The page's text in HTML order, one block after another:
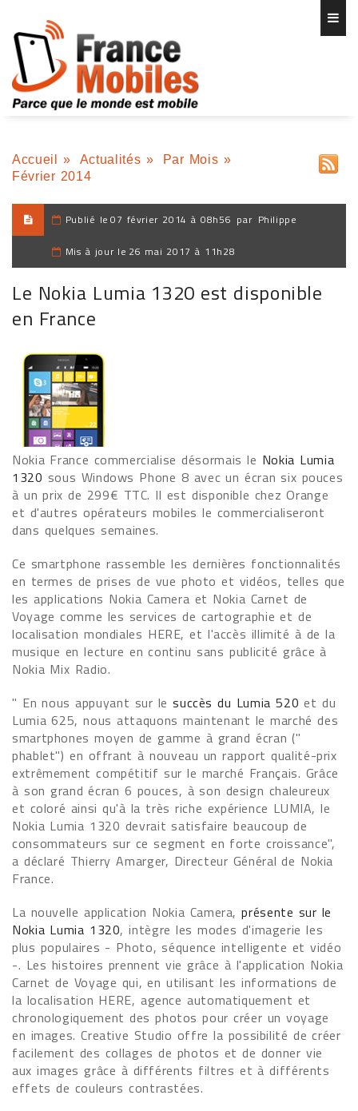
Accueil » Actualités » Par Mois »
Février 2014
Publié le 07 février 2014 à 08h56 par Philippe
Mis à jour le 26 mai 2017 à 11h28
Le Nokia Lumia 1320 est disponible
en France
Nokia France commercialise désormais le Nokia Lumia
1320 sous Windows Phone 8 avec un écran six pouces
à un prix de 299€ TTC. Il est disponible chez Orange
et d'autres opérateurs mobiles le commercialiseront
dans quelques semaines.
Ce smartphone rassemble les dernières fonctionnalités
en termes de prises de vue photo et vidéos, telles que
les applications Nokia Camera et Nokia Carnet de
Voyage comme les services de cartographie et de
localisation mondiales HERE, et l'accès illimité à de la
musique en lecture en continu sans publicité grâce à
Nokia Mix Radio.
" En nous appuyant sur lesuccès du Lumia 520et du
Lumia 625, nous attaquons maintenant le marché des
smartphones moyen de gamme à grand écran ("
phablet") en offrant à nouveau un rapport qualité-prix
extrêmement compétitif sur le marché Français. Grâce
à son grand écran 6 pouces, à son design chaleureux
et coloré ainsi qu'à la très riche expérience LUMIA, le
Nokia Lumia 1320 devrait satisfaire beaucoup de
consommateurs sur ce segment en forte croissance",
a déclaré Thierry Amarger, Directeur Général de Nokia
France.
La nouvelle application Nokia Camera,présente sur le
Nokia Lumia 1320, intègre les modes d'imagerie les
plus populaires - Photo, séquence intelligente et vidéo
-. Les histoires prennent vie grâce à l'application Nokia
Carnet de Voyage qui, en utilisant les informations de
la localisation HERE, agence automatiquement et
chronologiquement des photos pour créer un voyage
en images. Creative Studio offre la possibilité de créer
facilement des collages de photos et de donner vie
aux images grâce à différents filtres et à différents
effets de couleurs contrastées.